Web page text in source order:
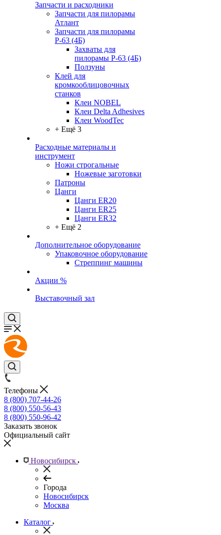
Запчасти и расходники
Запчасти для пилорамы
Атлант
Запчасти для пилорамы
Р-63 (4Б)
Захваты для
пилорамы Р-63 (4Б)
Ползуны
Клей для
кромкооблицовочных
станков
Клеи NOBEL
Клеи Delta Adhesives
Клеи WoodTec
+ Ещё 3
Расходные материалы и
инструмент
Ножи строгальные
Ножевые заготовки
Патроны
Цанги
Цанги ER20
Цанги ER25
Цанги ER32
+ Ещё 2
Дополнительное оборудование
Упаковочное оборудование
Стреппинг машины
Акции %
Выставочный зал
Телефоны
8 (800) 707-44-26
8 (800) 550-56-43
8 (800) 550-96-42
Заказать звонок
Официальный сайт
Новосибирск
Города
Новосибирск
Москва
Каталог